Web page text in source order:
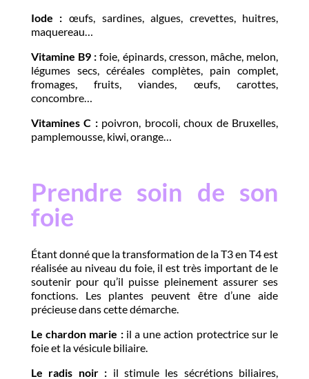
Iode : œufs, sardines, algues, crevettes, huitres,
maquereau…
Vitamine B9 : foie, épinards, cresson, mâche, melon,
légumes secs, céréales complètes, pain complet,
fromages, fruits, viandes, œufs, carottes,
concombre…
Vitamines C :poivron, brocoli, choux de Bruxelles,
pamplemousse, kiwi, orange…
Prendre soin de son
foie
Étant donné que la transformation de la T3 en T4 est
réalisée au niveau du foie, il est très important de le
soutenir pour qu’il puisse pleinement assurer ses
fonctions. Les plantes peuvent être d’une aide
précieuse dans cette démarche.
Le chardon marie :il a une action protectrice sur le
foie et la vésicule biliaire.
Le radis noir : il stimule les sécrétions biliaires,